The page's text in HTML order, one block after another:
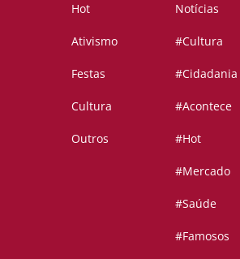
Hot
Ativismo
Festas
Cultura
Outros
Notícias
#Cultura
#Cidadania
#Acontece
#Hot
#Mercado
#Saúde
#Famosos